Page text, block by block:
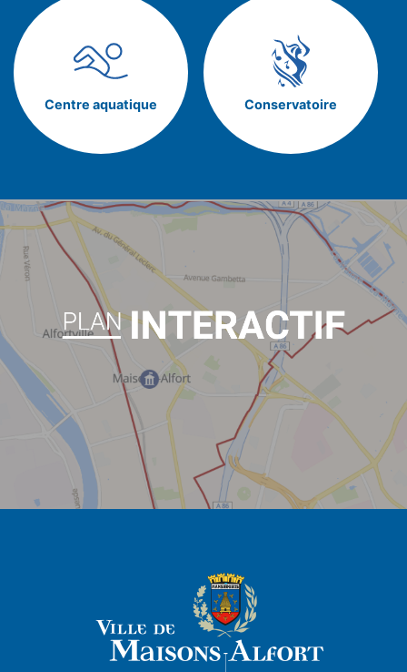
Centre aquatique Conservatoire